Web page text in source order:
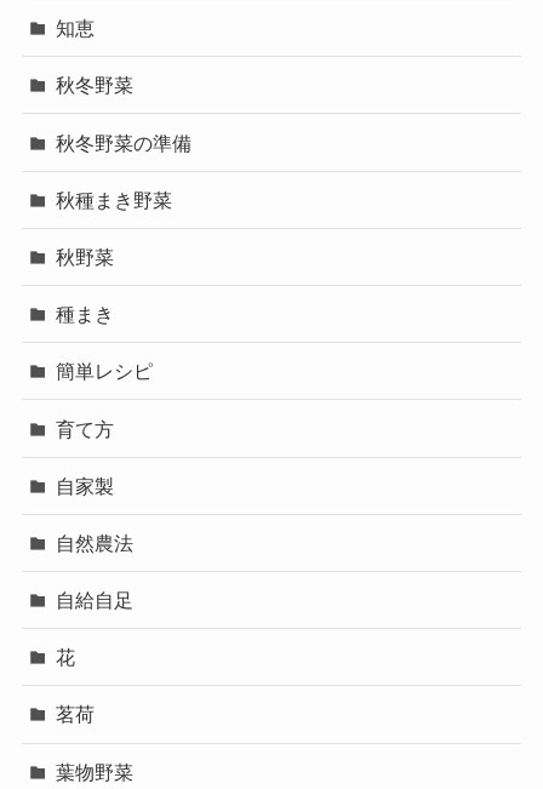
知恵
秋冬野菜
秋冬野菜の準備
秋種まき野菜
秋野菜
種まき
簡単レシピ
育て方
自家製
自然農法
自給自足
花
茗荷
葉物野菜